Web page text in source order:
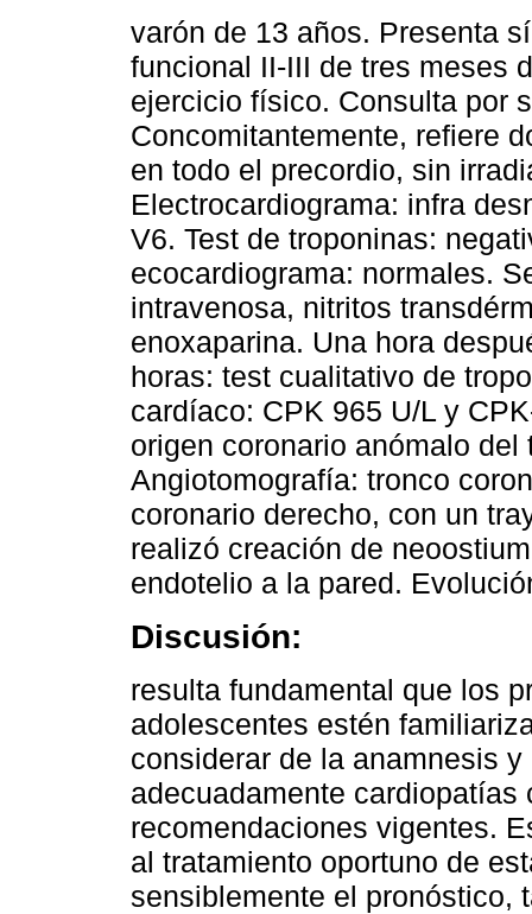
varón de 13 años. Presenta
funcional II-III de tres meses
ejercicio físico. Consulta por
Concomitantemente, refiere
en todo el precordio, sin
Electrocardiograma: infra
V6. Test de troponinas:
ecocardiograma: normales.
intravenosa, nitritos
enoxaparina. Una hora
horas: test cualitativo de
cardíaco: CPK 965 U/L y
origen coronario anómalo
Angiotomografía: tronco
coronario derecho, con un
realizó creación de
endotelio a la pared.
Discusión:
resulta fundamental que los
adolescentes estén
considerar de la anamnesis
adecuadamente
recomendaciones vigentes.
al tratamiento oportuno de
sensiblemente el pronóstico,